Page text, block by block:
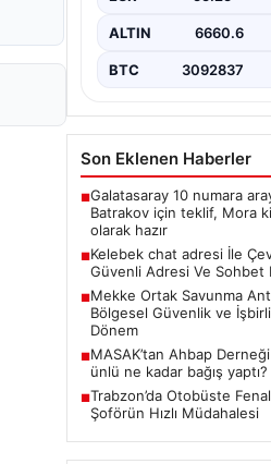
tarzda irtibat kurması
ALTIN 6660.6
BTC 3092837
Son Eklenen Haberler
■Galatasaray 10 numara
Batrakov için teklif, Mora
olarak hazır
■Kelebek chat adresi İle
Güvenli Adresi Ve Sohbet
■Mekke Ortak Savunma
Bölgesel Güvenlik ve
Dönem
■MASAK’tan Ahbap
ünlü ne kadar bağış yaptı?
■Trabzon’da Otobüste
Şoförün Hızlı Müdahalesi